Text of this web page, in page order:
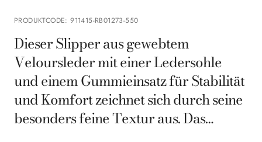
PRODUKTCODE:911415-RB01273-550
Dieser Slipper aus gewebtem
Veloursleder mit einer Ledersohle
und einem Gummieinsatz für Stabilität
und Komfort zeichnet sich durch seine
besonders feine Textur aus. Das